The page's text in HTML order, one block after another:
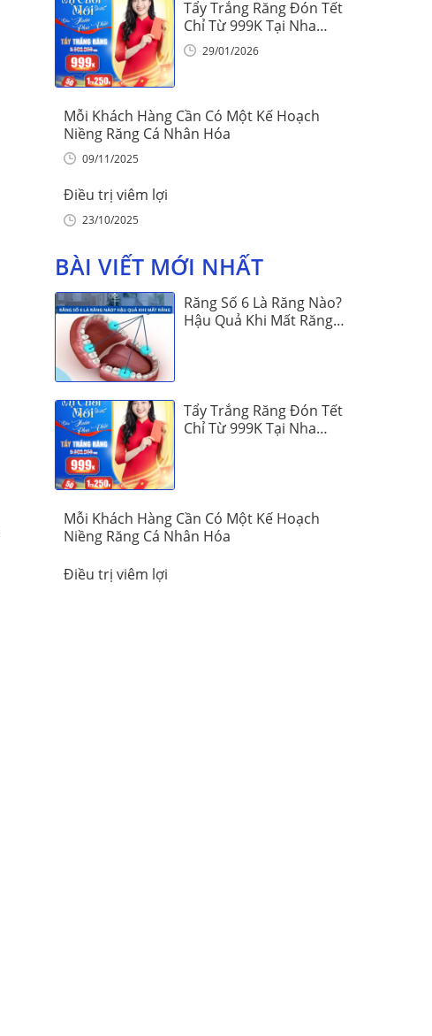
Tẩy Trắng Răng Đón Tết
Chỉ Từ 999K Tại Nha
Khoa Vinalign
29/01/2026
Mỗi Khách Hàng Cần Có Một Kế Hoạch
Niềng Răng Cá Nhân Hóa
09/11/2025
Điều trị viêm lợi
23/10/2025
BÀI VIẾT MỚI NHẤT
Răng Số 6 Là Răng Nào?
Hậu Quả Khi Mất Răng
Tẩy Trắng Răng Đón Tết
Chỉ Từ 999K Tại Nha
Mỗi Khách Hàng Cần Có Một Kế Hoạch
Niềng Răng Cá Nhân Hóa
Điều trị viêm lợi